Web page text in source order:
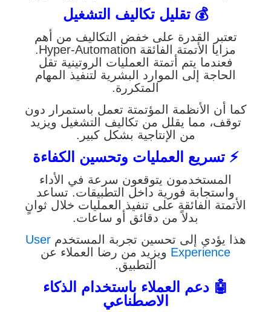
💰 تقليل تكاليف التشغيل
تعتبر القدرة على خفض التكاليف من أهم
مزايا الأتمتة الفائقة Hyper-Automation.
فعندما يتم أتمتة العمليات الروتينية تقل
الحاجة إلى الموارد البشرية لتنفيذ المهام
المتكررة.
كما أن الأنظمة المؤتمتة تعمل باستمرار دون
توقف، مما يقلل من تكاليف التشغيل ويزيد
من الإنتاجية بشكل كبير.
⚡ تسريع العمليات وتحسين الكفاءة
المستخدمون يتوقعون سرعة في الأداء
واستجابة فورية داخل التطبيقات. تساعد
الأتمتة الفائقة على تنفيذ العمليات خلال ثوانٍ
بدلاً من دقائق أو ساعات.
هذا يؤدي إلى تحسين تجربة المستخدمUser
Experience ويزيد من رضا العملاء عن
التطبيق.
🤖 دعم العملاء باستخدام الذكاء
الاصطناعي